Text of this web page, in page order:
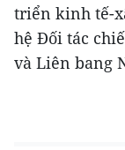
triển kinh tế-
hệ Đối tác
và Liên bang